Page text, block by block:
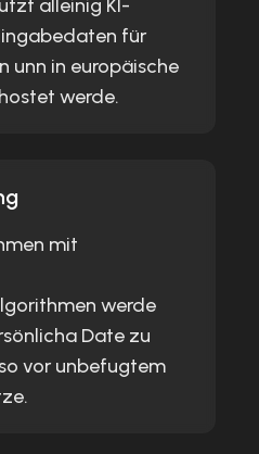
alleinig KI-
für
unn in europäische
werde.
mit
werde
Date zu
vor unbefugtem